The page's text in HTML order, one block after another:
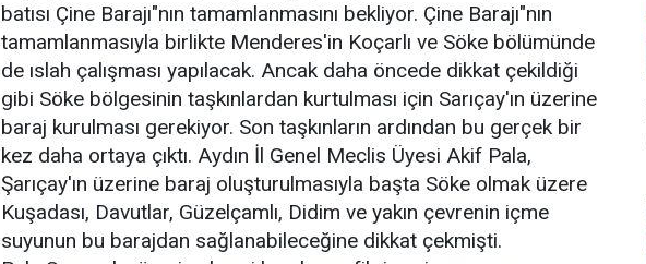
batısı Çine Barajı"nın tamamlanmasını bekliyor. Çine Barajı"nın
tamamlanmasıyla birlikte Menderes'in Koçarlı ve Söke bölümünde
de ıslah çalışması yapılacak. Ancak daha öncede dikkat çekildiği
gibi Söke bölgesinin taşkınlardan kurtulması için Sarıçay'ın üzerine
baraj kurulması gerekiyor. Son taşkınların ardından bu gerçek bir
kez daha ortaya çıktı. Aydın İl Genel Meclis Üyesi Akif Pala,
Şarıçay'ın üzerine baraj oluşturulmasıyla başta Söke olmak üzere
Kuşadası, Davutlar, Güzelçamlı, Didim ve yakın çevrenin içme
suyunun bu barajdan sağlanabileceğine dikkat çekmişti.